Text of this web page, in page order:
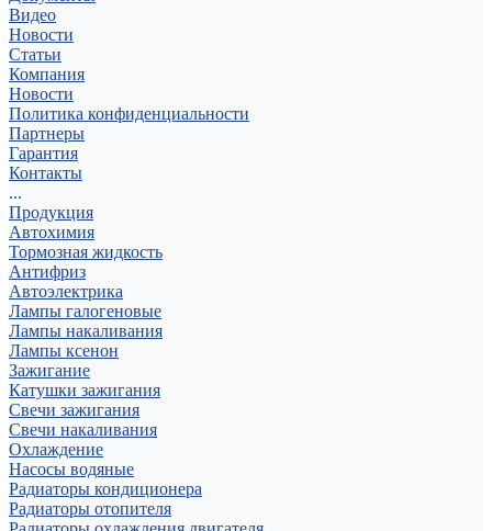
Видео
Новости
Статьи
Компания
Новости
Политика конфиденциальности
Партнеры
Гарантия
Контакты
...
Продукция
Автохимия
Тормозная жидкость
Антифриз
Автоэлектрика
Лампы галогеновые
Лампы накаливания
Лампы ксенон
Зажигание
Катушки зажигания
Свечи зажигания
Свечи накаливания
Охлаждение
Насосы водяные
Радиаторы кондиционера
Радиаторы отопителя